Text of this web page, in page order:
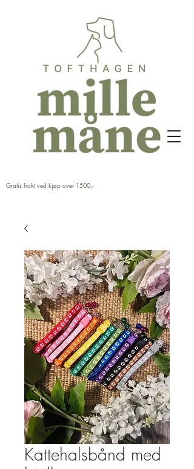
Gratis frakt ved kjøp over 1500,-
Kattehalsbånd med